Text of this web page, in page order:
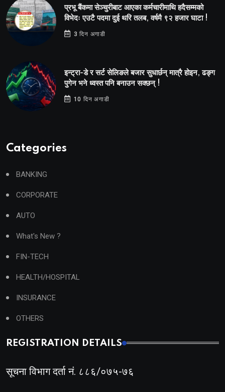
प्रभू बैंकमा सेञ्चुरीबाट आएका कर्मचारीमाथि हदैसम्मको
विभेदः एउटै पदमा दुई थरि तलब, वर्षमै ९२ हजार घाटा !
3 दिन अगाडी
इन्ट्रा-डे र सर्ट सेलिङले बजार सुधार्छन् मात्रै होइन, ढङ्ग
पुगेन भने ध्वस्त पनि बनाउन सक्छन् !
10 दिन अगाडी
Categories
BANKING
CORPORATE
AUTO
What's New ?
FIN-TECH
HEALTH/HOSPITAL
INSURANCE
OTHERS
REGISTRATION DETAILS
सूचना विभाग दर्ता नं. ८८६/०७५-७६